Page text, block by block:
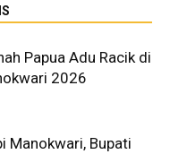
Papua Adu Racik di
2026
Manokwari, Bupati